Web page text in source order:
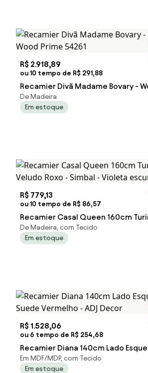
R$ 2.918,89
ou 10 tempo de R$ 291,88
Recamier Divã Madame Bovary -
Prime 54261
De Madeira
Em estoque
R$ 779,13
ou 10 tempo de R$ 86,57
Recamier Casal Queen 160cm
Veludo Roxo - Simbal - Violeta
De Madeira, com Tecido
Em estoque
R$ 1.528,06
ou 6 tempo de R$ 254,68
Recamier Diana 140cm Lado
Suede Vermelho - ADJ Decor
Em MDF/MDP, com Tecido
Em estoque